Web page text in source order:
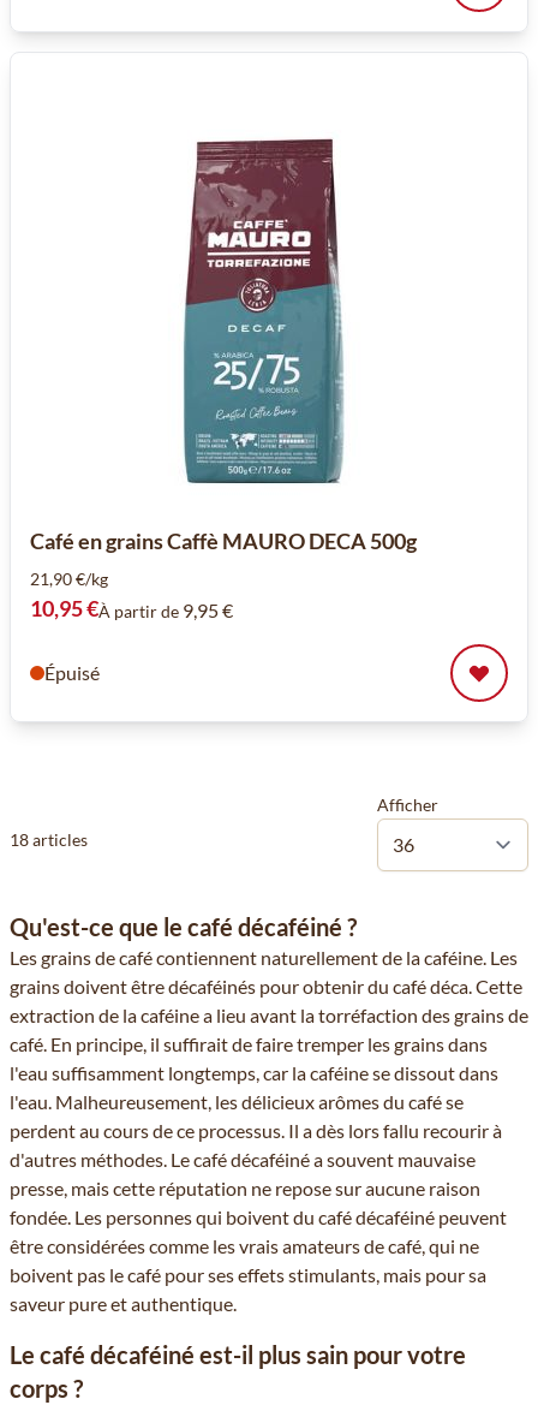
Café en grains Caffè MAURO DECA 500g
21,90 €/kg
10,95 €À partir de 9,95 €
Épuisé
18articles
Afficher
Qu'est-ce que le café décaféiné ?
Les grains de café contiennent naturellement de la caféine. Les
grains doivent être décaféinés pour obtenir du café déca. Cette
extraction de la caféine a lieu avant la torréfaction des grains de
café. En principe, il suffirait de faire tremper les grains dans
l'eau suffisamment longtemps, car la caféine se dissout dans
l'eau. Malheureusement, les délicieux arômes du café se
perdent au cours de ce processus. Il a dès lors fallu recourir à
d'autres méthodes. Le café décaféiné a souvent mauvaise
presse, mais cette réputation ne repose sur aucune raison
fondée. Les personnes qui boivent du café décaféiné peuvent
être considérées comme les vrais amateurs de café, qui ne
boivent pas le café pour ses effets stimulants, mais pour sa
saveur pure et authentique.
Le café décaféiné est-il plus sain pour votre
corps ?